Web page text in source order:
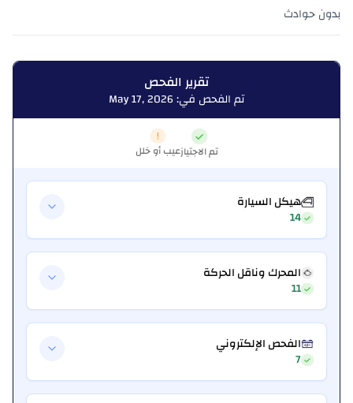
بدون حوادث
تقرير الفحص
تم الفحص في: May 17, 2026
تم الاجتيازعيب أو خلل
هيكل السيارة
14
المحرك وناقل الحركة
11
الفحص الإلكتروني
7